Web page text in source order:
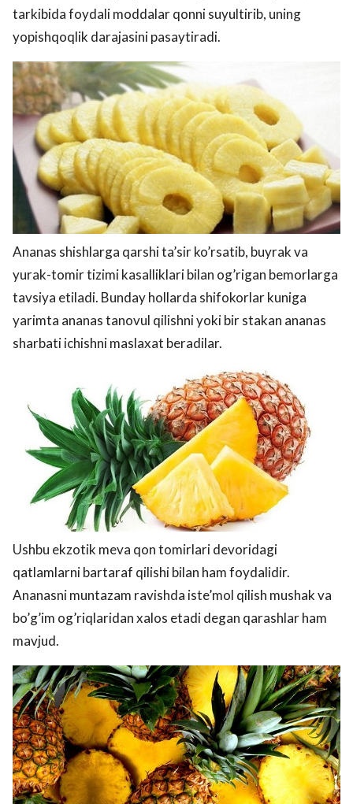
tarkibida foydali moddalar qonni suyultirib, uning
yopishqoqlik darajasini pasaytiradi.
Ananas shishlarga qarshi ta’sir ko’rsatib, buyrak va
yurak-tomir tizimi kasalliklari bilan og’rigan bemorlarga
tavsiya etiladi. Bunday hollarda shifokorlar kuniga
yarimta ananas tanovul qilishni yoki bir stakan ananas
sharbati ichishni maslaxat beradilar.
Ushbu ekzotik meva qon tomirlari devoridagi
qatlamlarni bartaraf qilishi bilan ham foydalidir.
Ananasni muntazam ravishda iste’mol qilish mushak va
bo’g’im og’riqlaridan xalos etadi degan qarashlar ham
mavjud.